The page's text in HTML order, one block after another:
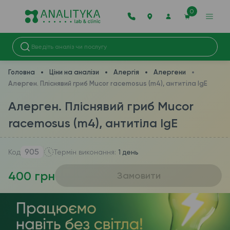
0
Головна Ціни на аналізи Алергія
Алергени
Алерген. Пліснявий гриб Mucor racemosus (m4), антитіла IgE
Алерген. Пліснявий гриб Mucor
racemosus (m4), антитіла IgE
Код 905 Термін виконання: 1 день
400 грн Замовити